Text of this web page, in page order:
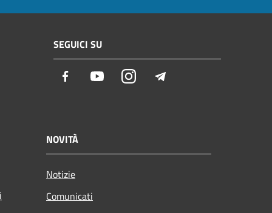
SEGUICI SU
Facebook YoutubeInstagram
NOVITÀ
Notizie
Comunicati